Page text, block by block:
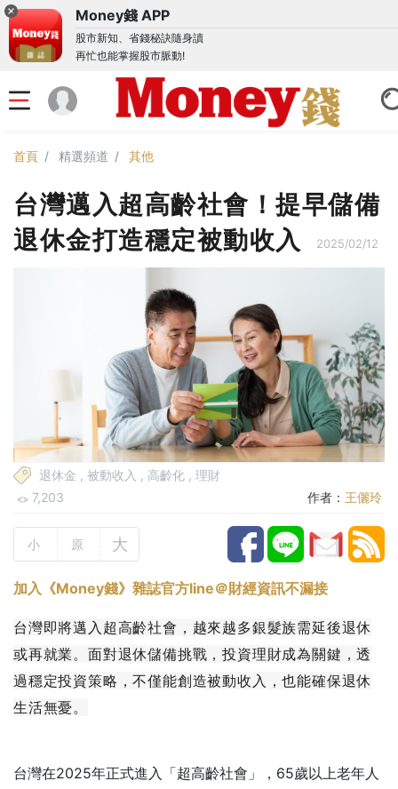
Money錢 APP
股市新知、省錢秘訣隨身讀
再忙也能掌握股市脈動!
首頁 精選頻道 其他
台灣邁入超高齡社會！提早儲備
退休金打造穩定被動收入
2025/02/12
退休金 , 被動收入 , 高齡化 , 理財
7,203
作者： 王儷玲
小 原 大
加入《Money錢》雜誌官方line＠財經資訊不漏接
台灣即將邁入超高齡社會，越來越多銀髮族需延後退休
或再就業。面對退休儲備挑戰，投資理財成為關鍵，透
過穩定投資策略，不僅能創造被動收入，也能確保退休
生活無憂。
台灣在2025年正式進入「超高齡社會」，65歲以上老年人